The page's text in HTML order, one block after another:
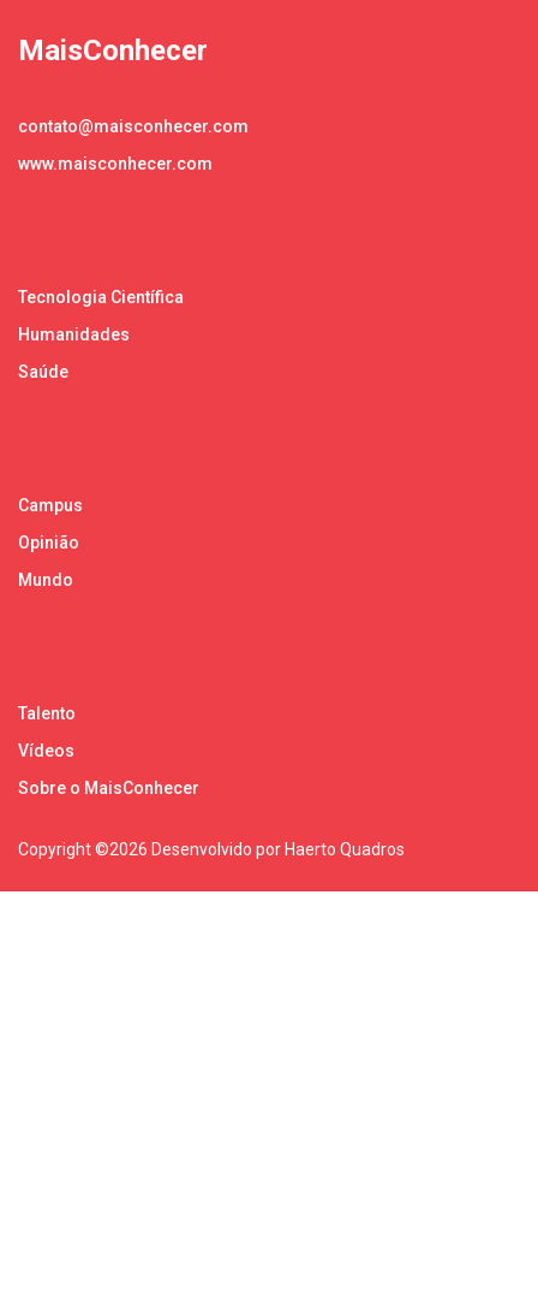
MaisConhecer
contato@maisconhecer.com
www.maisconhecer.com
Tecnologia Científica
Humanidades
Saúde
Campus
Opinião
Mundo
Talento
Vídeos
Sobre o MaisConhecer
Copyright ©2026 Desenvolvido por Haerto Quadros